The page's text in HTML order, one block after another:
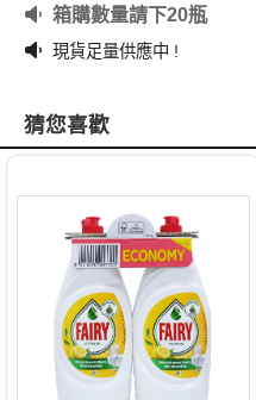
箱購數量請下20瓶
現貨足量供應中 !
猜您喜歡